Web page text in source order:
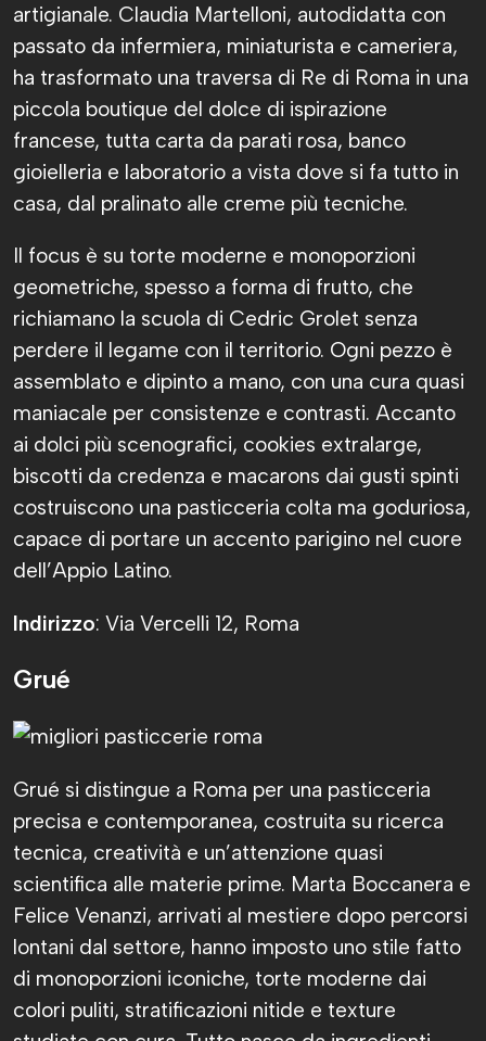
artigianale. Claudia Martelloni, autodidatta con
passato da infermiera, miniaturista e cameriera,
ha trasformato una traversa di Re di Roma in una
piccola boutique del dolce di ispirazione
francese, tutta carta da parati rosa, banco
gioielleria e laboratorio a vista dove si fa tutto in
casa, dal pralinato alle creme più tecniche.
Il focus è su torte moderne e monoporzioni
geometriche, spesso a forma di frutto, che
richiamano la scuola di Cedric Grolet senza
perdere il legame con il territorio. Ogni pezzo è
assemblato e dipinto a mano, con una cura quasi
maniacale per consistenze e contrasti. Accanto
ai dolci più scenografici, cookies extralarge,
biscotti da credenza e macarons dai gusti spinti
costruiscono una pasticceria colta ma goduriosa,
capace di portare un accento parigino nel cuore
dell’Appio Latino.
Indirizzo: Via Vercelli 12, Roma
Grué
Grué si distingue a Roma per una pasticceria
precisa e contemporanea, costruita su ricerca
tecnica, creatività e un’attenzione quasi
scientifica alle materie prime. Marta Boccanera e
Felice Venanzi, arrivati al mestiere dopo percorsi
lontani dal settore, hanno imposto uno stile fatto
di monoporzioni iconiche, torte moderne dai
colori puliti, stratificazioni nitide e texture